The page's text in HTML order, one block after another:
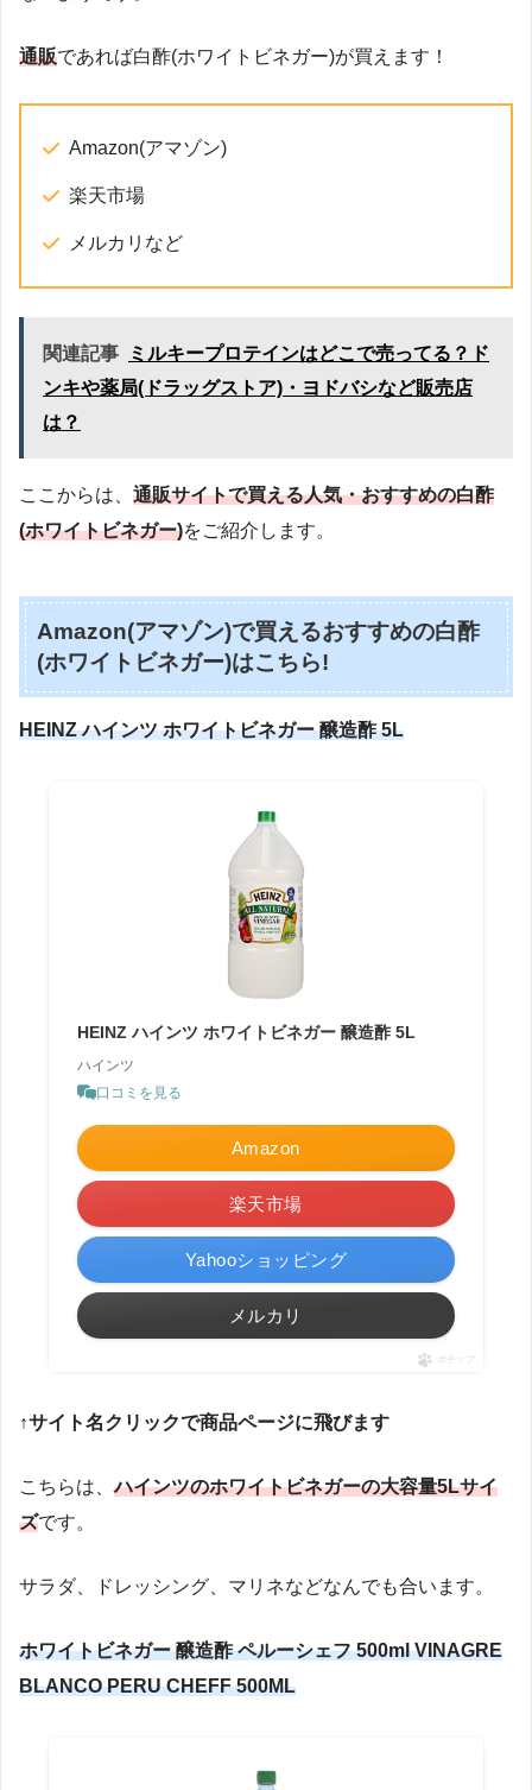
通販であれば白酢(ホワイトビネガー)が買えます！
Amazon(アマゾン)
楽天市場
メルカリなど
関連記事
ミルキープロテインはどこで売ってる？ド
ンキや薬局(ドラッグストア)・ヨドバシなど販売店
は？
ここからは、 通販サイトで買える人気・おすすめの白酢
(ホワイトビネガー)をご紹介します。
Amazon(アマゾン)で買えるおすすめの白酢
(ホワイトビネガー)はこちら!
HEINZ ハインツ ホワイトビネガー 醸造酢 5L
HEINZ ハインツ ホワイトビネガー 醸造酢 5L
ハインツ
口コミを見る
Amazon
楽天市場
Yahooショッピング
メルカリ
ポチップ
↑サイト名クリックで商品ページに飛びます
こちらは、ハインツのホワイトビネガーの大容量5Lサイ
ズです。
サラダ、ドレッシング、マリネなどなんでも合います。
ホワイトビネガー 醸造酢 ペルーシェフ 500ml VINAGRE
BLANCO PERU CHEFF 500ML